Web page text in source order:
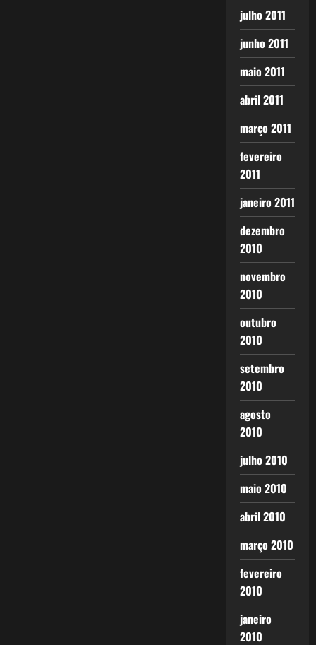
julho 2011
junho 2011
maio 2011
abril 2011
março 2011
fevereiro
2011
janeiro 2011
dezembro
2010
novembro
2010
outubro
2010
setembro
2010
agosto
2010
julho 2010
maio 2010
abril 2010
março 2010
fevereiro
2010
janeiro
2010